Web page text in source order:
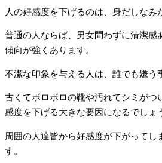
人の好感度を下げるのは、身だしなみ
普通の人ならば、男女問わずに清潔感
傾向が強くあります。
不潔な印象を与える人は、誰でも嫌う
古くてボロボロの靴や汚れてシミがつ
感度を下げる大きな要因になるでしょ
周囲の人達皆から好感度が下がってし
す。